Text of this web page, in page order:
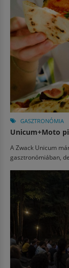
GASZTRONÓMIA
Unicum+Moto
A Zwack Unicum
gasztronómiában,